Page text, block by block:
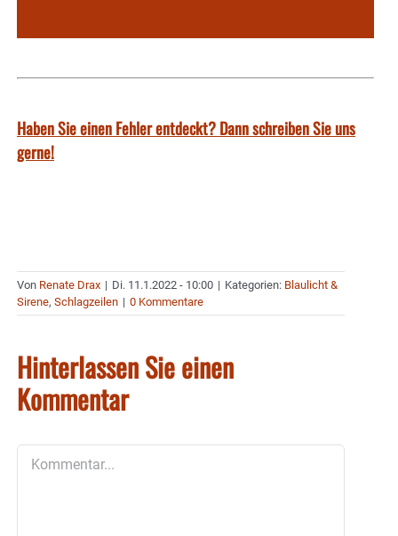
Haben Sie einen Fehler entdeckt? Dann schreiben Sie uns
gerne!
Von Renate Drax | Di. 11.1.2022 - 10:00 | Kategorien: Blaulicht &
Sirene, Schlagzeilen | 0 Kommentare
Hinterlassen Sie einen
Kommentar